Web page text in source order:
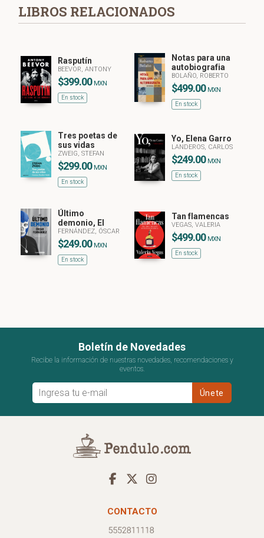
LIBROS RELACIONADOS
Rasputín
BEEVOR, ANTONY
$399.00 MXN
En stock
Notas para una
autobiografia
BOLAÑO, ROBERTO
$499.00 MXN
En stock
Tres poetas de
sus vidas
ZWEIG, STEFAN
$299.00 MXN
En stock
Yo, Elena Garro
LANDEROS, CARLOS
$249.00 MXN
En stock
Último
demonio, El
FERNÁNDEZ, ÓSCAR
$249.00 MXN
En stock
Tan flamencas
VEGAS, VALERIA
$499.00 MXN
En stock
Boletín de Novedades
Recibe la información de nuestras novedades, recomendaciones y
eventos.
CONTACTO